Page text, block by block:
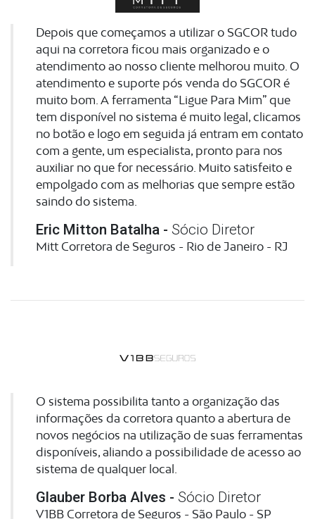
Depois que começamos a utilizar o SGCOR tudo
aqui na corretora ficou mais organizado e o
atendimento ao nosso cliente melhorou muito. O
atendimento e suporte pós venda do SGCOR é
muito bom. A ferramenta “Ligue Para Mim” que
tem disponível no sistema é muito legal, clicamos
no botão e logo em seguida já entram em contato
com a gente, um especialista, pronto para nos
auxiliar no que for necessário. Muito satisfeito e
empolgado com as melhorias que sempre estão
saindo do sistema.
Eric Mitton Batalha - Sócio Diretor
Mitt Corretora de Seguros - Rio de Janeiro - RJ
O sistema possibilita tanto a organização das
informações da corretora quanto a abertura de
novos negócios na utilização de suas ferramentas
disponíveis, aliando a possibilidade de acesso ao
sistema de qualquer local.
Glauber Borba Alves - Sócio Diretor
V1BB Corretora de Seguros - São Paulo - SP